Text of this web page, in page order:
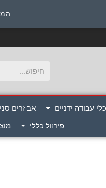
כלי עבודה ידניים אביזרים
פירזול כללי